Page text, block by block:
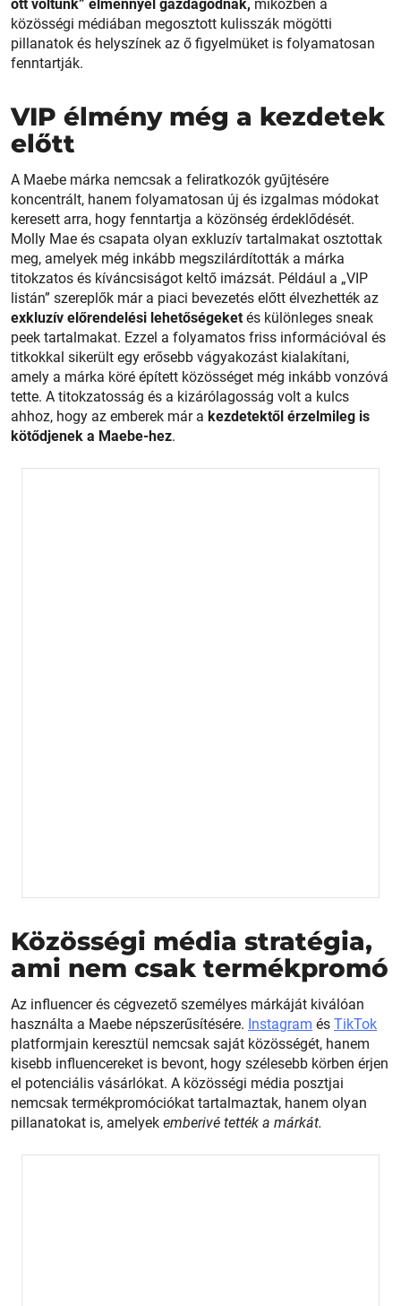
ott voltunk” élménnyel gazdagodnak, miközben a
közösségi médiában megosztott kulisszák mögötti
pillanatok és helyszínek az ő figyelmüket is folyamatosan
fenntartják.
VIP élmény még a kezdetek
előtt
A Maebe márka nemcsak a feliratkozók gyűjtésére
koncentrált, hanem folyamatosan új és izgalmas módokat
keresett arra, hogy fenntartja a közönség érdeklődését.
Molly Mae és csapata olyan exkluzív tartalmakat osztottak
meg, amelyek még inkább megszilárdították a márka
titokzatos és kíváncsiságot keltő imázsát. Például a „VIP
listán” szereplők már a piaci bevezetés előtt élvezhették az
exkluzív előrendelési lehetőségeket és különleges sneak
peek tartalmakat. Ezzel a folyamatos friss információval és
titkokkal sikerült egy erősebb vágyakozást kialakítani,
amely a márka köré épített közösséget még inkább vonzóvá
tette. A titokzatosság és a kizárólagosság volt a kulcs
ahhoz, hogy az emberek már a kezdetektől érzelmileg is
kötődjenek a Maebe-hez.
Közösségi média stratégia,
ami nem csak termékpromó
Az influencer és cégvezető személyes márkáját kiválóan
használta a Maebe népszerűsítésére. Instagram és TikTok
platformjain keresztül nemcsak saját közösségét, hanem
kisebb influencereket is bevont, hogy szélesebb körben érjen
el potenciális vásárlókat. A közösségi média posztjai
nemcsak termékpromóciókat tartalmaztak, hanem olyan
pillanatokat is, amelyek emberivé tették a márkát.